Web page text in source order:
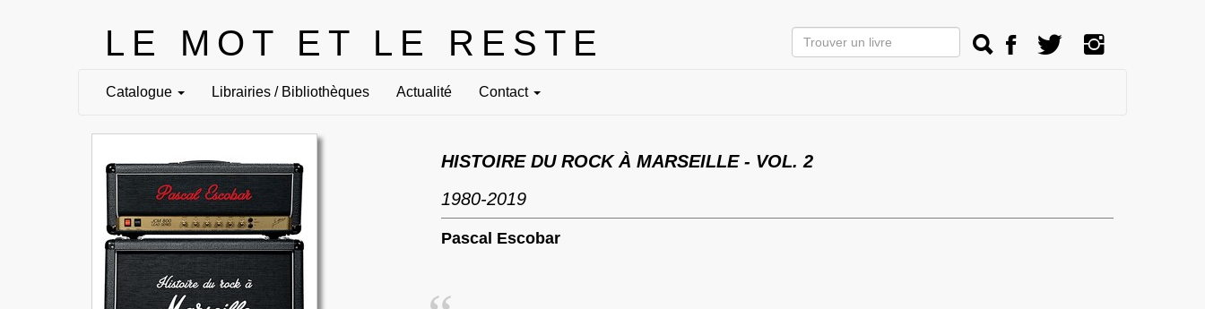
LE MOT ET LE RESTE
Catalogue Librairies / Bibliothèques Actualité Contact
HISTOIRE DU ROCK À MARSEILLE - VOL. 2
1980-2019
Pascal Escobar